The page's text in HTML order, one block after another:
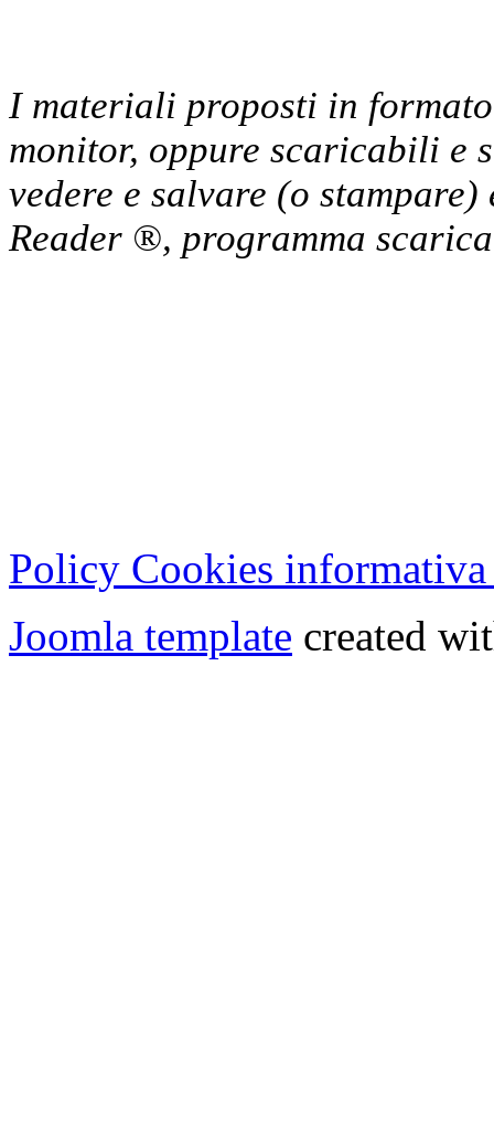
I materiali proposti in
monitor, oppure scaricabili e
vedere e salvare (o
Reader ®, programma
Policy Cookies informativa
Joomla template created